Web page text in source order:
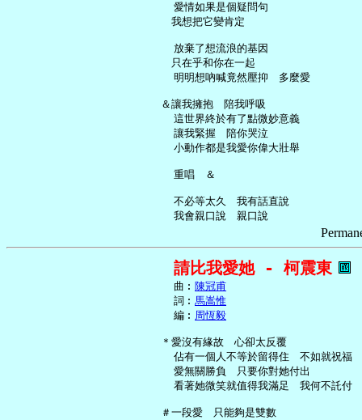
     愛情如果是個疑問句
   　我想把它變肯定
     放棄了想流浪的基因
   　只在乎和你在一起
     明明想吶喊竟然壓抑　多麼愛
   ＆讓我擁抱　陪我呼吸
     這世界終於有了點微妙意義
     讓我緊握　陪你哭泣
     小動作都是我愛你偉大壯舉
     重唱　＆
     不必等太久　我有話直說
請比我愛她 - 柯震東
     曲︰
陳冠甫
     詞︰
馬嵩惟
     編︰
周恆毅
   ＊愛沒有緣故　心卻太反覆
     佔有一個人不等於留得住　不如就祝福
     愛無關勝負　只要你對她付出
     看著她微笑就值得我滿足　我何不託付
   ＃一段愛　只能夠是雙數